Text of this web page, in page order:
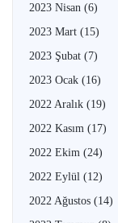
2023 Nisan (6)
2023 Mart (15)
2023 Şubat (7)
2023 Ocak (16)
2022 Aralık (19)
2022 Kasım (17)
2022 Ekim (24)
2022 Eylül (12)
2022 Ağustos (14)